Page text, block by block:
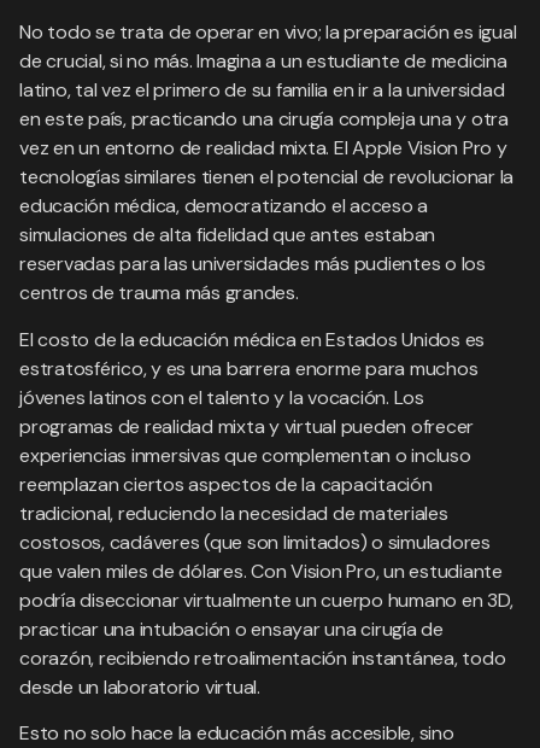
No todo se trata de operar en vivo; la preparación es igual
de crucial, si no más. Imagina a un estudiante de medicina
latino, tal vez el primero de su familia en ir a la universidad
en este país, practicando una cirugía compleja una y otra
vez en un entorno de realidad mixta. El Apple Vision Pro y
tecnologías similares tienen el potencial de revolucionar la
educación médica, democratizando el acceso a
simulaciones de alta fidelidad que antes estaban
reservadas para las universidades más pudientes o los
centros de trauma más grandes.
El costo de la educación médica en Estados Unidos es
estratosférico, y es una barrera enorme para muchos
jóvenes latinos con el talento y la vocación. Los
programas de realidad mixta y virtual pueden ofrecer
experiencias inmersivas que complementan o incluso
reemplazan ciertos aspectos de la capacitación
tradicional, reduciendo la necesidad de materiales
costosos, cadáveres (que son limitados) o simuladores
que valen miles de dólares. Con Vision Pro, un estudiante
podría diseccionar virtualmente un cuerpo humano en 3D,
practicar una intubación o ensayar una cirugía de
corazón, recibiendo retroalimentación instantánea, todo
desde un laboratorio virtual.
Esto no solo hace la educación más accesible, sino